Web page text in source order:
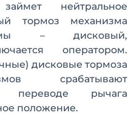
нейтральное
тормоз механизма
– дисковый,
оператором.
дисковые тормоза
срабатывают
переводе рычага
положение.